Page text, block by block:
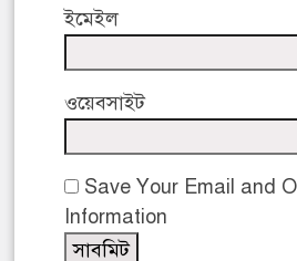
ইমেইল
ওয়েবসাইট
Save Your Email and
Information